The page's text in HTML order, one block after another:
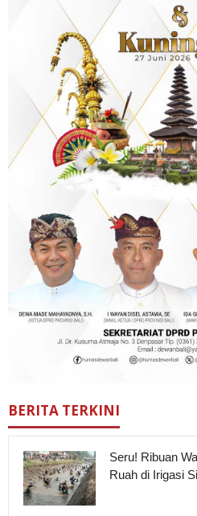
BERITA TERKINI
Seru! Ribuan
Ruah di Irigasi